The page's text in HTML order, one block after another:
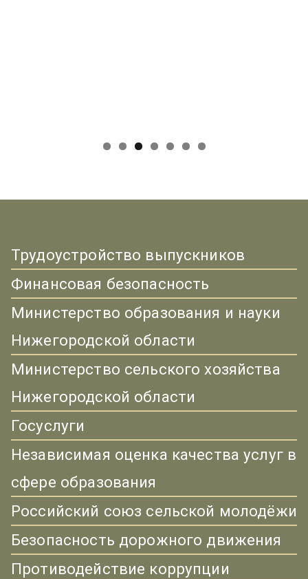
Трудоустройство выпускников
Финансовая безопасность
Министерство образования и науки
Нижегородской области
Министерство сельского хозяйства
Нижегородской области
Госуслуги
Независимая оценка качества услуг в
сфере образования
Российский союз сельской молодёжи
Безопасность дорожного движения
Противодействие коррупции